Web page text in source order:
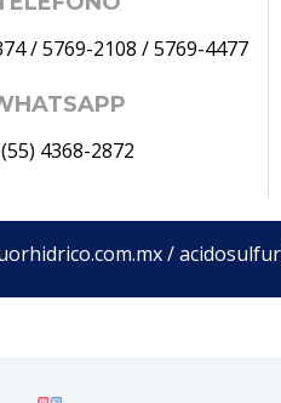
/5769-2108 /5769-4477
(55) 4368-2872
/